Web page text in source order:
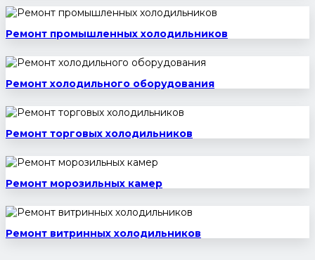
Ремонт промышленных холодильников
Ремонт холодильного оборудования
Ремонт торговых холодильников
Ремонт морозильных камер
Ремонт витринных холодильников